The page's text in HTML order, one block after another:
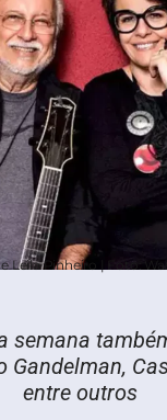
Leila Pinheiro | Foto:
semana
Gandelman,
entre outros